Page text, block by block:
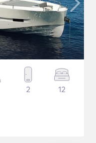
2 12